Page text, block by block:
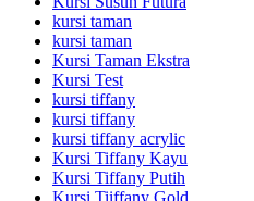
kursi taman
kursi taman
Kursi Taman Ekstra
Kursi Test
kursi tiffany
kursi tiffany
kursi tiffany acrylic
Kursi Tiffany Kayu
Kursi Tiffany Putih
Kursi Tiiffany Gold